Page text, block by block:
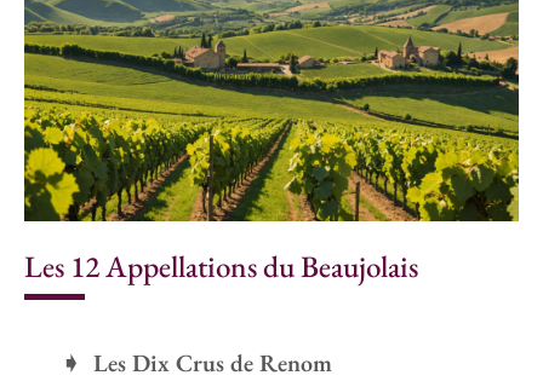
Les 12 Appellations du Beaujolais
Les Dix Crus de Renom